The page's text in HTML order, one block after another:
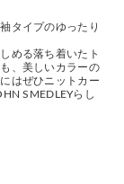
タイプのゆったり
める落ち着いたト
、美しいカラーの
はぜひニットカー
SMEDLEYらし